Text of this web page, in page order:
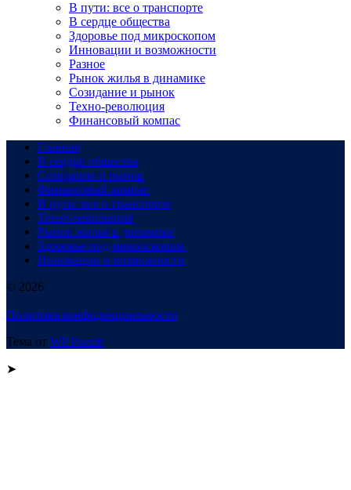
В пути: все о транспорте
В сердце общества
Здоровье под микроскопом
Инновации и возможности
Разное
Рынок жилья в динамике
Созидание и рынок
Техно-революция
Финансовый компас
Главная
В сердце общества
Созидание и рынок
Финансовый компас
В пути: все о транспорте
Техно-революция
Рынок жилья в динамике
Здоровье под микроскопом
Инновации и возможности
© 2026
Политика конфиденциальности
Тема от WP Puzzle
➤